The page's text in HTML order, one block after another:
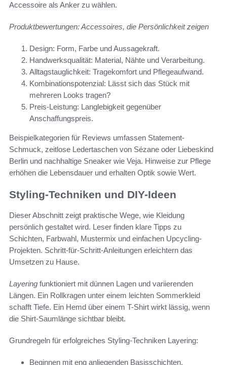
Accessoire als Anker zu wählen.
Produktbewertungen: Accessoires, die Persönlichkeit zeigen
Design: Form, Farbe und Aussagekraft.
Handwerksqualität: Material, Nähte und Verarbeitung.
Alltagstauglichkeit: Tragekomfort und Pflegeaufwand.
Kombinationspotenzial: Lässt sich das Stück mit
mehreren Looks tragen?
Preis-Leistung: Langlebigkeit gegenüber
Anschaffungspreis.
Beispielkategorien für Reviews umfassen Statement-
Schmuck, zeitlose Ledertaschen von Sézane oder Liebeskind
Berlin und nachhaltige Sneaker wie Veja. Hinweise zur Pflege
erhöhen die Lebensdauer und erhalten Optik sowie Wert.
Styling-Techniken und DIY-Ideen
Dieser Abschnitt zeigt praktische Wege, wie Kleidung
persönlich gestaltet wird. Leser finden klare Tipps zu
Schichten, Farbwahl, Mustermix und einfachen Upcycling-
Projekten. Schritt-für-Schritt-Anleitungen erleichtern das
Umsetzen zu Hause.
Layering funktioniert mit dünnen Lagen und variierenden
Längen. Ein Rollkragen unter einem leichten Sommerkleid
schafft Tiefe. Ein Hemd über einem T-Shirt wirkt lässig, wenn
die Shirt-Saumlänge sichtbar bleibt.
Grundregeln für erfolgreiches Styling-Techniken Layering:
Beginnen mit eng anliegenden Basisschichten.